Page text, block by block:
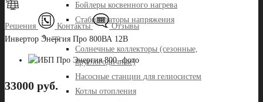
Бойлеры косвенного нагрева
Стабилизаторы напряжения
—
Солнечные коллекторы (сезонные,
круглогодичные)
Насосные станции для гелиосистем
Котлы отопления
Решения Контакты
Отзывы
Инвертор Энергия Про 800ВА 12В
33000 руб.